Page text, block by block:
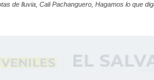
de lluvia, Cali Pachanguero, Hagamos lo que